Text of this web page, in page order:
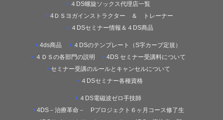
４DS螺旋ソックス代理店一覧
4ＤＳヨガインストラクター ＆ トレーナー
４DSセミナー情報＆４DS商品
4ds商品
４DSのテンプレート（S字カーブ定規）
４ＤＳの各部門の説明
4DS セミナー受講料について
セミナー受講のルールとキャンセルについて
４DSセミナー各種資格
４DS電磁波ゼロ手技師
4DS－治療革命－ Pプロジェクト６ヶ月コース修了生